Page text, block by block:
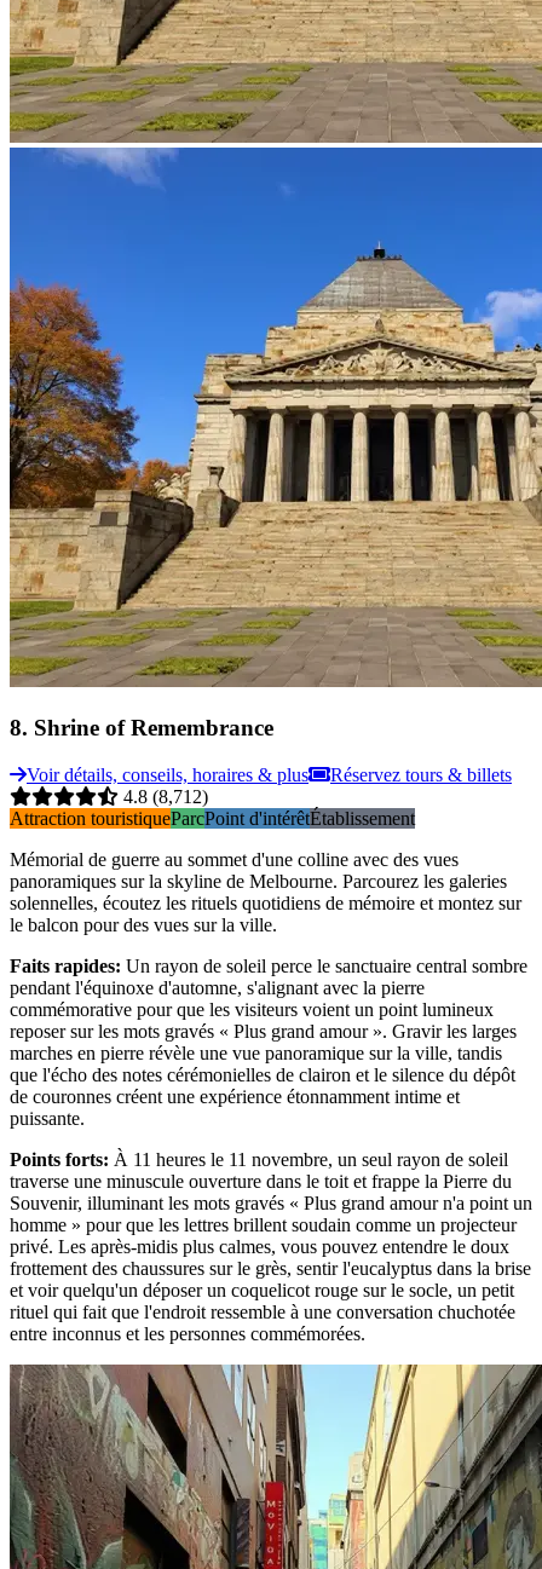
8. Shrine of Remembrance
Voir détails, conseils, horaires & plus
Réservez tours & billets
4.8 (8,712)
Attraction touristiqueParcPoint d'intérêtÉtablissement
Mémorial de guerre au sommet d'une colline avec des vues
panoramiques sur la skyline de Melbourne. Parcourez les galeries
solennelles, écoutez les rituels quotidiens de mémoire et montez sur
le balcon pour des vues sur la ville.
Faits rapides: Un rayon de soleil perce le sanctuaire central sombre
pendant l'équinoxe d'automne, s'alignant avec la pierre
commémorative pour que les visiteurs voient un point lumineux
reposer sur les mots gravés « Plus grand amour ». Gravir les larges
marches en pierre révèle une vue panoramique sur la ville, tandis
que l'écho des notes cérémonielles de clairon et le silence du dépôt
de couronnes créent une expérience étonnamment intime et
puissante.
Points forts: À 11 heures le 11 novembre, un seul rayon de soleil
traverse une minuscule ouverture dans le toit et frappe la Pierre du
Souvenir, illuminant les mots gravés « Plus grand amour n'a point un
homme » pour que les lettres brillent soudain comme un projecteur
privé. Les après-midis plus calmes, vous pouvez entendre le doux
frottement des chaussures sur le grès, sentir l'eucalyptus dans la brise
et voir quelqu'un déposer un coquelicot rouge sur le socle, un petit
rituel qui fait que l'endroit ressemble à une conversation chuchotée
entre inconnus et les personnes commémorées.